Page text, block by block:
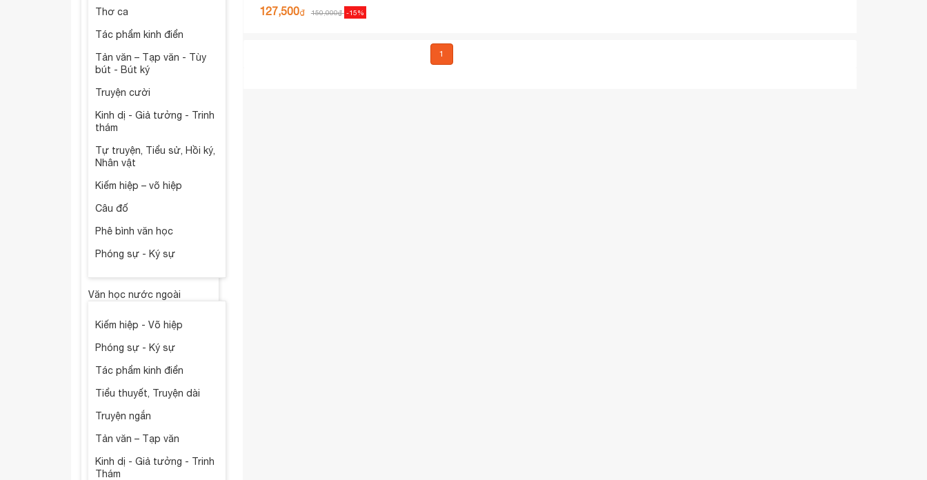
Thơ ca
Tác phẩm kinh điển
Tản văn – Tạp văn - Tùy
bút - Bút ký
Truyện cười
Kinh dị - Giả tưởng - Trinh
thám
Tự truyện, Tiểu sử, Hồi ký,
Nhân vật
Kiếm hiệp – võ hiệp
Câu đố
Phê bình văn học
Phóng sự - Ký sự
Văn học nước ngoài
Kiếm hiệp - Võ hiệp
Phóng sự - Ký sự
Tác phẩm kinh điển
Tiểu thuyết, Truyện dài
Truyện ngắn
Tản văn – Tạp văn
Kinh dị - Giả tưởng - Trinh
Thám
127,500₫ 150,000₫ -15%
1